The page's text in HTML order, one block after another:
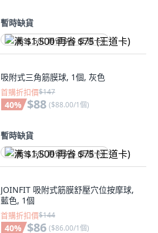
暫時缺貨
满 $1,500 再省 $75 (王道卡)
吸附式三角筋膜球, 1個, 灰色
首購折扣價$147
40% $88 ($88.00/1個)
暫時缺貨
满 $1,500 再省 $75 (王道卡)
JOINFIT 吸附式筋膜舒壓穴位按摩球,
藍色, 1個
首購折扣價$144
40% $86 ($86.00/1個)